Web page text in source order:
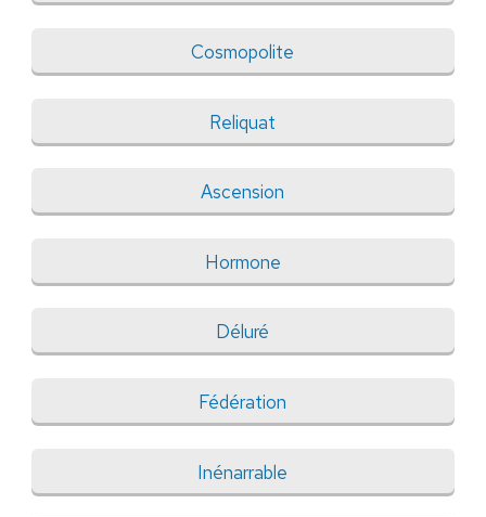
Cosmopolite
Reliquat
Ascension
Hormone
Déluré
Fédération
Inénarrable